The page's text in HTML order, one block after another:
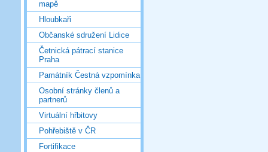
mapě
Hloubkaři
Občanské sdružení Lidice
Četnická pátrací stanice
Praha
Památník Čestná vzpomínka
Osobní stránky členů a
partnerů
Virtuální hřbitovy
Pohřebiště v ČR
Fortifikace